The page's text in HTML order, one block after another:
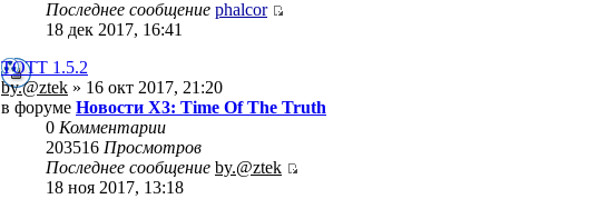
Последнее сообщение phalcor
18 дек 2017, 16:41
TOTT 1.5.2
by.@ztek » 16 окт 2017, 21:20
в форуме Новости X3: Time Of The Truth
0 Комментарии
203516 Просмотров
Последнее сообщение by.@ztek
18 ноя 2017, 13:18